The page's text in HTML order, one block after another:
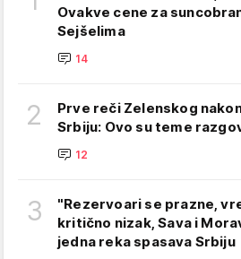
Ovakve cene za
Sejšelima
14
2
Prve reči Zelenskog
Srbiju: Ovo su teme
12
3
"Rezervoari se prazne,
kritično nizak, Sava i
jedna reka spasava Srbiju